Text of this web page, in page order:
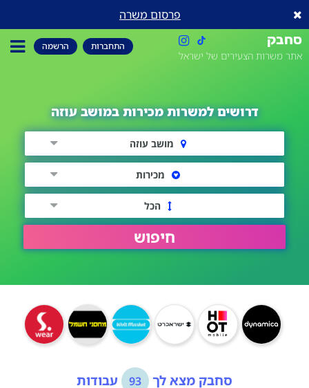
פרסום משרה
סחבק
אתר משרות הצעירים של ישראל
התחברות הרשמה
דרושים למשרות מכירות במושב עוזה
מושב עוזה
מכירות
הכל
חיפוש
סחבק מצא לך 93 עבודות